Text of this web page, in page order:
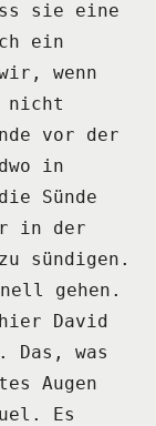
sie eine
ein
wenn
nicht
vor der
in
Sünde
in der
sündigen.
gehen.
David
Das, was
Augen
Es